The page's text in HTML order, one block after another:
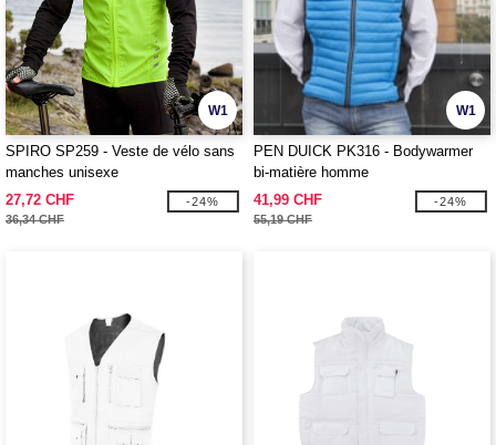
W1
SPIRO SP259 - Veste de vélo sans
manches unisexe
27,72 CHF
36,34 CHF
-24%
W1
PEN DUICK PK316 - Bodywarmer
bi-matière homme
41,99 CHF
55,19 CHF
-24%